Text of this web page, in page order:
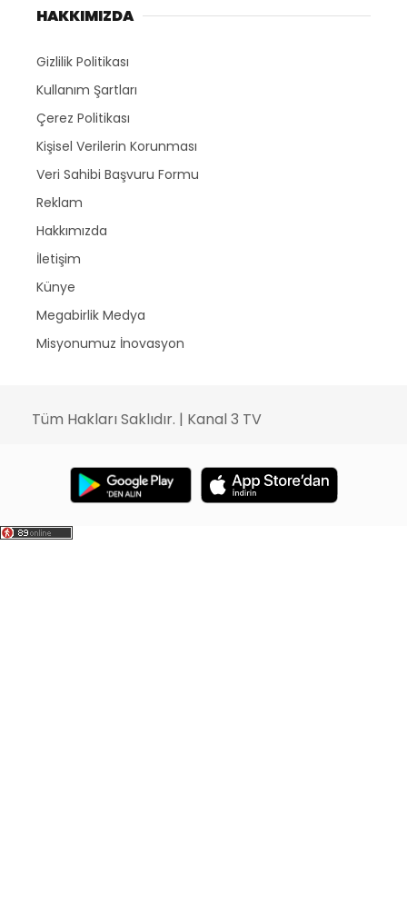
HAKKIMIZDA
Gizlilik Politikası
Kullanım Şartları
Çerez Politikası
Kişisel Verilerin Korunması
Veri Sahibi Başvuru Formu
Reklam
Hakkımızda
İletişim
Künye
Megabirlik Medya
Misyonumuz İnovasyon
Tüm Hakları Saklıdır. | Kanal 3 TV